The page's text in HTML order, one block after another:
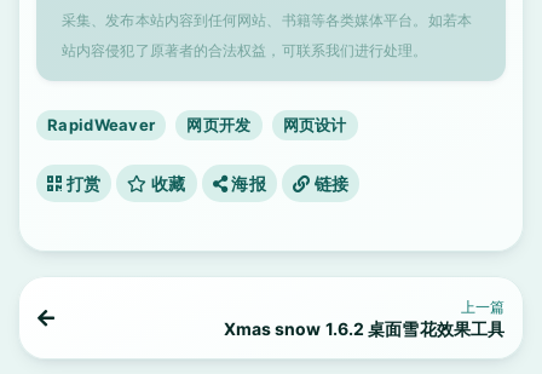
采集、发布本站内容到任何网站、书籍等各类媒体平台。如若本
站内容侵犯了原著者的合法权益，可联系我们进行处理。
RapidWeaver 网页开发 网页设计
打赏 收藏 海报 链接
上一篇
Xmas snow 1.6.2 桌面雪花效果工具